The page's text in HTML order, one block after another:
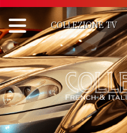
Skip
to
content
COLLEZIONE TV